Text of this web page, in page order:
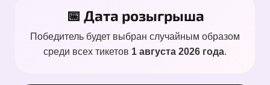
📅 Дата розыгрыша
Победитель будет выбран случайным образом
среди всех тикетов 1 августа 2026 года.